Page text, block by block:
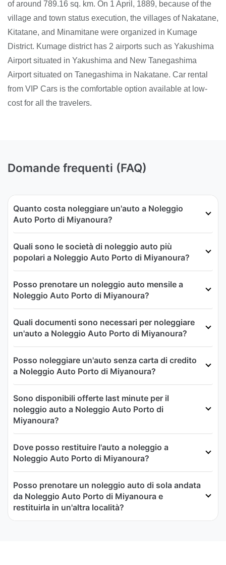
of around 789.16 sq. km. On 1 April, 1889, because of the
village and town status execution, the villages of Nakatane,
Kitatane, and Minamitane were organized in Kumage
District. Kumage district has 2 airports such as Yakushima
Airport situated in Yakushima and New Tanegashima
Airport situated on Tanegashima in Nakatane. Car rental
from VIP Cars is the comfortable option available at low-
cost for all the travelers.
Domande frequenti (FAQ)
Quanto costa noleggiare un'auto a Noleggio
Auto Porto di Miyanoura?
Quali sono le società di noleggio auto più
popolari a Noleggio Auto Porto di Miyanoura?
Posso prenotare un noleggio auto mensile a
Noleggio Auto Porto di Miyanoura?
Quali documenti sono necessari per noleggiare
un'auto a Noleggio Auto Porto di Miyanoura?
Posso noleggiare un'auto senza carta di credito
a Noleggio Auto Porto di Miyanoura?
Sono disponibili offerte last minute per il
noleggio auto a Noleggio Auto Porto di
Miyanoura?
Dove posso restituire l'auto a noleggio a
Noleggio Auto Porto di Miyanoura?
Posso prenotare un noleggio auto di sola andata
da Noleggio Auto Porto di Miyanoura e
restituirla in un'altra località?